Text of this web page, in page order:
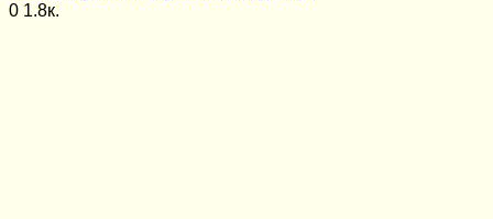
0 1.8к.